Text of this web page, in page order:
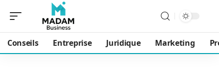
Conseils Entreprise Juridique Marketing